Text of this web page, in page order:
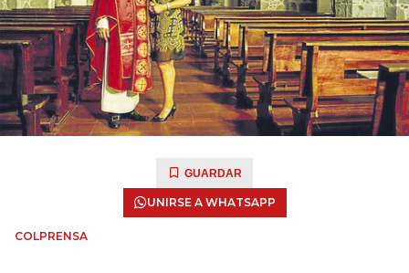
GUARDAR
UNIRSE A WHATSAPP
COLPRENSA